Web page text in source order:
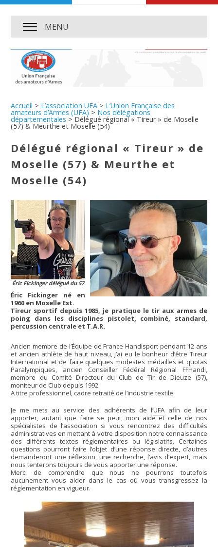
MENU
Accueil > L’association UFA > L’Union Française des
amateurs d’Armes (UFA) > Nos délégations
départementales > Délégué régional « Tireur » de Moselle
(57) & Meurthe et Moselle (54)
Délégué régional « Tireur » de
Moselle (57) & Meurthe et
Moselle (54)
Éric Fickinger délégué du 57
Éric Fickinger né en
1960 en Moselle Est.
Tireur sportif depuis 1985, je pratique le tir aux armes de
poing dans les disciplines pistolet, combiné, standard,
percussion centrale et T.A.R.
Ancien membre de l’Équipe de France Handisport pendant 12 ans
et ancien athlète de haut niveau, j’ai eu le bonheur d’être Tireur
International et de faire quelques modestes médailles et quotas
Paralympiques, ancien Conseiller Fédéral Régional FFHandi,
membre du Comité Directeur du Club de Tir de Dieuze (57),
moniteur de Club depuis 1992.
A titre professionnel, cadre retraité de l’industrie textile.
Je me mets au service des adhérents de l’UFAafin de leur
apporter, autant que faire se peut, mon aide et celle de nos
spécialistes de l’association si vous rencontrez des difficultés
administratives en mettant à votre disposition notre connaissance
des différents textes règlementaires ou législatifs. Certaines
questions pourront faire l’objet d’une réponse directe, d’autres
demanderont une réflexion, une recherche, l’avis d’expert, mais
nous tenterons toujours de vous apporter une réponse.
Merci de comprendre que nous ne pourrons toutefois
aucunement vous aider dans le cas où vous transgressez la
réglementation en vigueur.